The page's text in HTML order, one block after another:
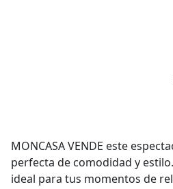
MONCASA VENDE este
perfecta de comodidad y
ideal para tus momentos de